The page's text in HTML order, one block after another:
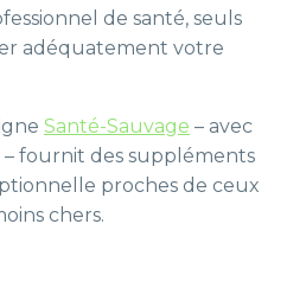
de santé, seuls
adéquatement votre
Santé-Sauvage – avec
– fournit des suppléments
proches de ceux
chers.